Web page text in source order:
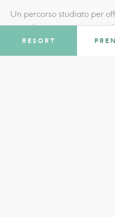
RESORT
Un percorso studiato per
termali, crioterapia e